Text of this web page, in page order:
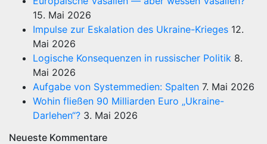
15. Mai 2026
Impulse zur Eskalation des Ukraine-Krieges 12.
Mai 2026
Logische Konsequenzen in russischer Politik 8.
Mai 2026
Aufgabe von Systemmedien: Spalten 7. Mai 2026
Wohin fließen 90 Milliarden Euro „Ukraine-
Darlehen“? 3. Mai 2026
Neueste Kommentare